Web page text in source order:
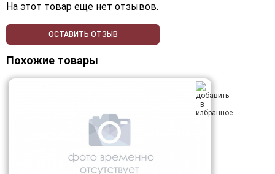
На этот товар еще нет отзывов.
ОСТАВИТЬ ОТЗЫВ
Похожие товары